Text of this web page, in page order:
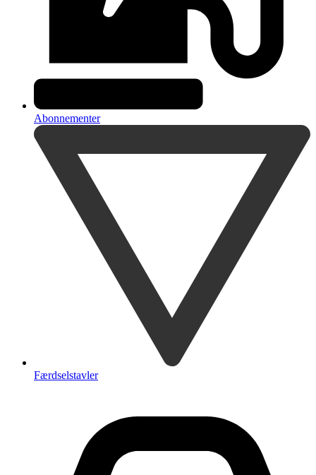
Abonnementer
Færdselstavler